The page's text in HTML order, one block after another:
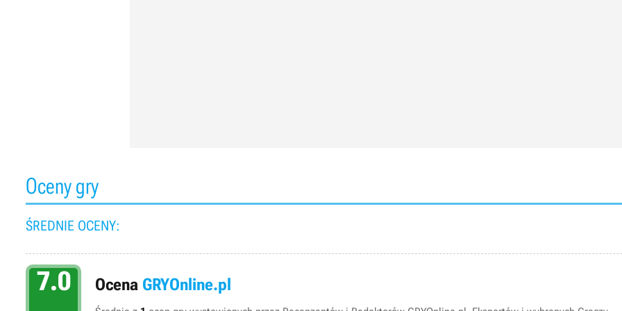
Oceny gry
ŚREDNIE OCENY:
7.0 Ocena GRYOnline.pl